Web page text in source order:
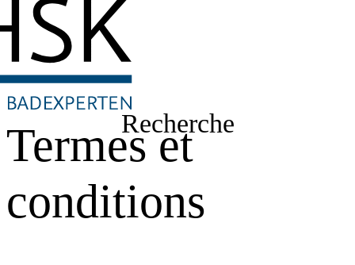
Recherche
Termes et
conditions